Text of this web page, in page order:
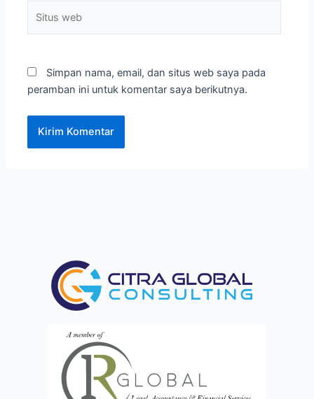
web
Simpan nama, email, dan situs web saya pada
peramban ini untuk komentar saya berikutnya.